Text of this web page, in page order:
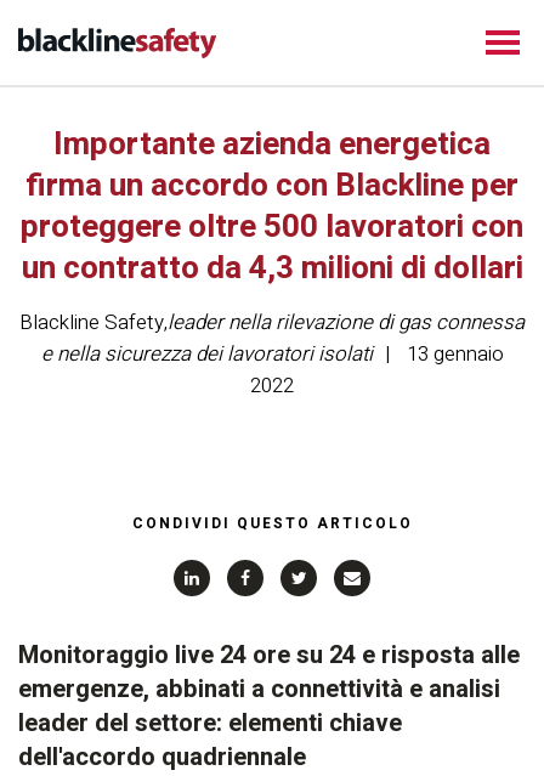
Importante azienda energetica
firma un accordo con Blackline per
proteggere oltre 500 lavoratori con
un contratto da 4,3 milioni di dollari
Blackline Safety,leader nella rilevazione di gas connessa
e nella sicurezza dei lavoratori isolati
13 gennaio
2022
CONDIVIDI QUESTO ARTICOLO
Monitoraggio live 24 ore su 24 e risposta alle
emergenze, abbinati a connettività e analisi
leader del settore: elementi chiave
dell'accordo quadriennale